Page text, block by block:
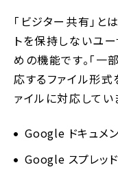
「ビジター共有」
トを保持しないユ
めの機能です。「一
応するファイル形
ァイルに対応してい
Google ドキュメ
Google スプレッ